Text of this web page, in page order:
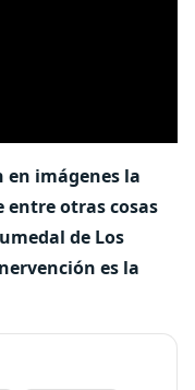
en imágenes la
otras cosas
de Los
es la